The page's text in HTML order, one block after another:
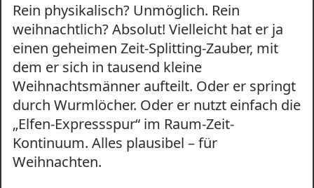
Rein physikalisch? Unmöglich. Rein
weihnachtlich? Absolut! Vielleicht hat er ja
einen geheimen Zeit-Splitting-Zauber, mit
dem er sich in tausend kleine
Weihnachtsmänner aufteilt. Oder er springt
durch Wurmlöcher. Oder er nutzt einfach die
„Elfen-Expressspur“ im Raum-Zeit-
Kontinuum. Alles plausibel – für
Weihnachten.